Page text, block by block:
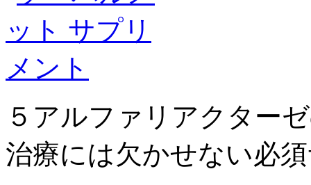
５アルファリアクター
治療には欠かせない必